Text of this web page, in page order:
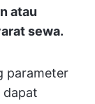
atau
sewa.
parameter
dapat